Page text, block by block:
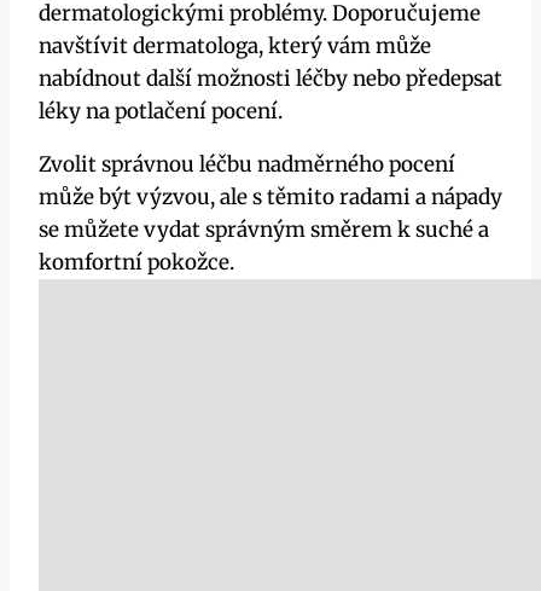
dermatologickými problémy. Doporučujeme
navštívit dermatologa, který vám může
nabídnout další možnosti léčby nebo předepsat
léky na potlačení pocení.
Zvolit správnou léčbu nadměrného pocení
může být výzvou, ale s těmito radami a nápady
se můžete vydat správným směrem k suché a
komfortní pokožce.